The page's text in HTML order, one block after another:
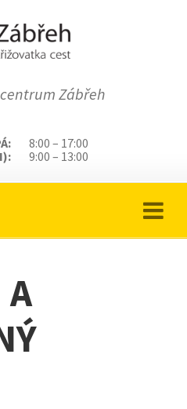
Zábřeh
8:00 – 17:00
9:00 – 13:00
A